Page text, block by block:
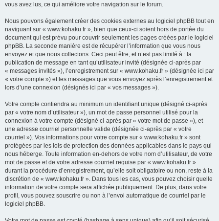
vous avez lus, ce qui améliore votre navigation sur le forum.
Nous pouvons également créer des cookies externes au logiciel phpBB tout en
naviguant sur « www.kohaku.fr », bien que ceux-ci soient hors de portée du
document qui est prévu pour couvrir seulement les pages créées par le logiciel
phpBB. La seconde manière est de récupérer l’information que vous nous
envoyez et que nous collectons. Ceci peut être, et n’est pas limité à : la
publication de message en tant qu’utilisateur invité (désignée ci-après par
« messages invités »), l’enregistrement sur « www.kohaku.fr » (désignée ici par
« votre compte ») et les messages que vous envoyez après l’enregistrement et
lors d’une connexion (désignés ici par « vos messages »).
Votre compte contiendra au minimum un identifiant unique (désigné ci-après
par « votre nom d’utilisateur »), un mot de passe personnel utilisé pour la
connexion à votre compte (désigné ci-après par « votre mot de passe »), et
une adresse courriel personnelle valide (désignée ci-après par « votre
courriel »). Vos informations pour votre compte sur « www.kohaku.fr » sont
protégées par les lois de protection des données applicables dans le pays qui
nous héberge. Toute information en-dehors de votre nom d’utilisateur, de votre
mot de passe et de votre adresse courriel requise par « www.kohaku.fr »
durant la procédure d’enregistrement, qu’elle soit obligatoire ou non, reste à la
discrétion de « www.kohaku.fr ». Dans tous les cas, vous pouvez choisir quelle
information de votre compte sera affichée publiquement. De plus, dans votre
profil, vous pouvez souscrire ou non à l’envoi automatique de courriel par le
logiciel phpBB.